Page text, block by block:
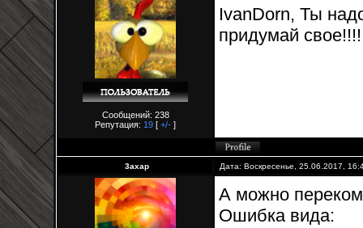
Сообщений: 238
Репутация: 19 [ +/- ]
IvanDorn, Ты
придумай свое!!!!
3axap Дата: Воскресенье, 25.06.2017,
А можно
Ошибка вида: